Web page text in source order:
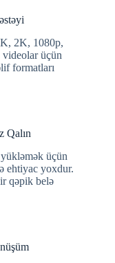
2K, 1080p,
videolar üçün
formatları
Qalın
üçün
ehtiyac yoxdur.
qəpik belə